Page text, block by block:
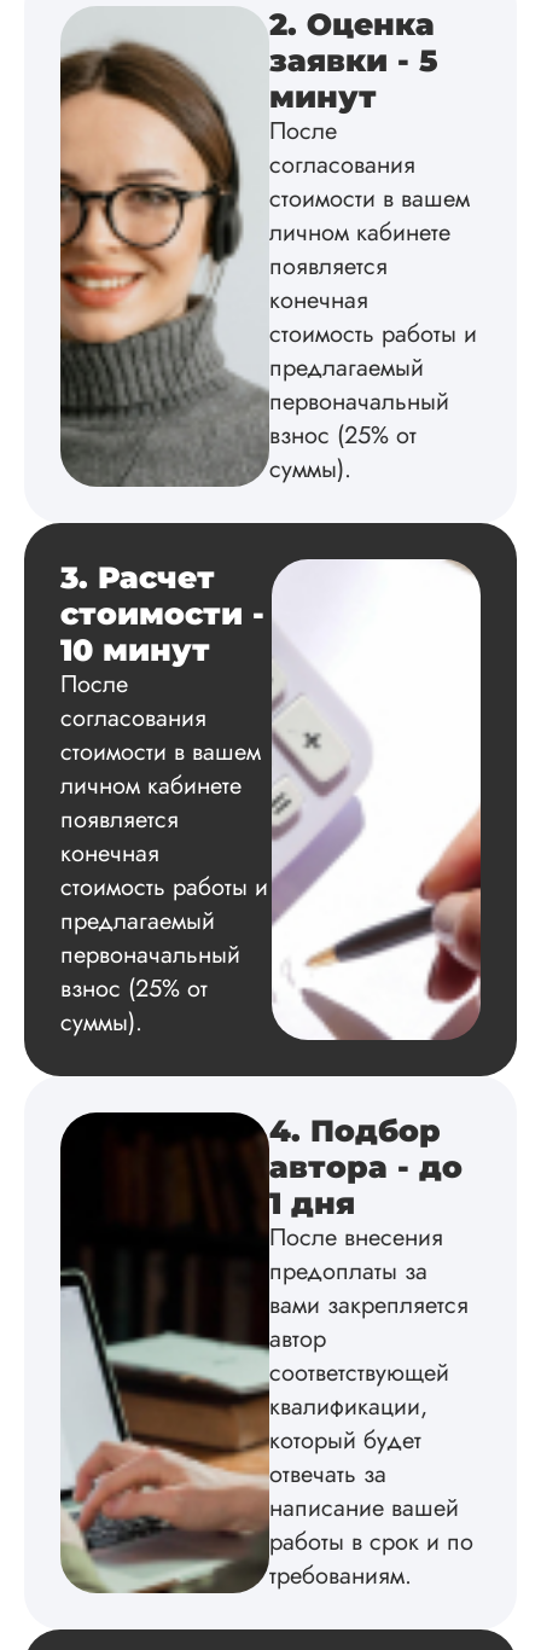
дальше заказывать
работы здесь.
Вид работы:
Диссертацию
на совесть: тут и
структура, и
оформление.
самостоятельно
исследования,
грамотно
расчеты и подвел
Вид работы:
Диссертация
Дата:2024-11-20
Удобная форма
оплаты, есть
официальный
работу выполнили
оговоренные
сдачи,
соответствии с
Взаимодействие с
клиентами
по всем вопросам.
Благодарен.
Инна
Диссертация
Магистерскую
2. Оценка
заявки - 5
минут
После
согласования
стоимости в вашем
личном кабинете
появляется
конечная
стоимость работы и
предлагаемый
первоначальный
взнос (25% от
суммы).
3. Расчет
стоимости -
10 минут
После
согласования
стоимости в вашем
личном кабинете
появляется
конечная
стоимость работы и
предлагаемый
первоначальный
взнос (25% от
суммы).
4. Подбор
автора - до
1 дня
После внесения
предоплаты за
вами закрепляется
автор
соответствующей
квалификации,
который будет
отвечать за
написание вашей
работы в срок и по
требованиям.